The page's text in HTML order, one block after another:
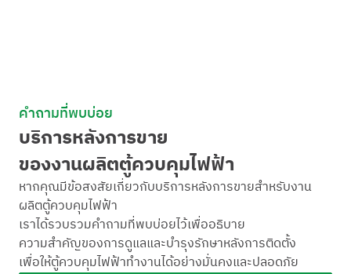
คำถามที่พบบ่อย
บริการหลังการขาย
ของงานผลิตตู้ควบคุมไฟฟ้า
หากคุณมีข้อสงสัยเกี่ยวกับบริการหลังการขายสำหรับงาน
ผลิตตู้ควบคุมไฟฟ้า
เราได้รวบรวมคำถามที่พบบ่อยไว้เพื่ออธิบาย
ความสำคัญของการดูแลและบำรุงรักษาหลังการติดตั้ง
เพื่อให้ตู้ควบคุมไฟฟ้าทำงานได้อย่างมั่นคงและปลอดภัย